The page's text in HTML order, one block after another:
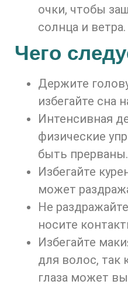
очки, чтобы
солнца и ветра.
Чего
Держите
избегайте сна
Интенсивная
физические
быть прерваны.
Избегайте
может
Не
носите
Избегайте
для волос, так
глаза может